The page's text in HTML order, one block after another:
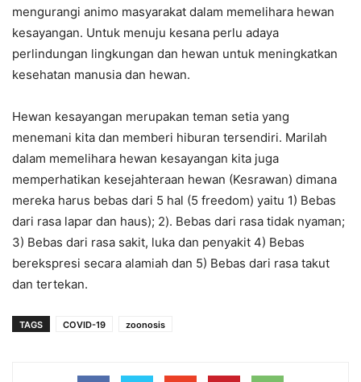
mengurangi animo masyarakat dalam memelihara hewan
kesayangan. Untuk menuju kesana perlu adaya
perlindungan lingkungan dan hewan untuk meningkatkan
kesehatan manusia dan hewan.
Hewan kesayangan merupakan teman setia yang
menemani kita dan memberi hiburan tersendiri. Marilah
dalam memelihara hewan kesayangan kita juga
memperhatikan kesejahteraan hewan (Kesrawan) dimana
mereka harus bebas dari 5 hal (5 freedom) yaitu 1) Bebas
dari rasa lapar dan haus); 2). Bebas dari rasa tidak nyaman;
3) Bebas dari rasa sakit, luka dan penyakit 4) Bebas
berekspresi secara alamiah dan 5) Bebas dari rasa takut
dan tertekan.
TAGS COVID-19 zoonosis